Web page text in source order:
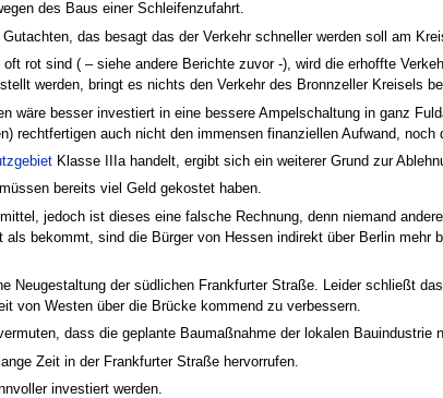
des Baus einer Schleifenzufahrt.
das besagt das der Verkehr schneller werden soll am
rot sind ( – siehe andere Berichte zuvor -), wird die erhoffte
werden, bringt es nichts den Verkehr des Bronnzeller Kreisels
wäre besser investiert in eine bessere Ampelschaltung in ganz
rechtfertigen auch nicht den immensen finanziellen Aufwand, noch
Klasse IIIa handelt, ergibt sich ein weiterer Grund zur
bereits viel Geld gekostet haben.
jedoch ist dieses eine falsche Rechnung, denn niemand
bekommt, sind die Bürger von Hessen indirekt über Berlin mehr
Neugestaltung der südlichen Frankfurter Straße. Leider schließt
von Westen über die Brücke kommend zu verbessern.
dass die geplante Baumaßnahme der lokalen Bauindustrie
Zeit in der Frankfurter Straße hervorrufen.
investiert werden.